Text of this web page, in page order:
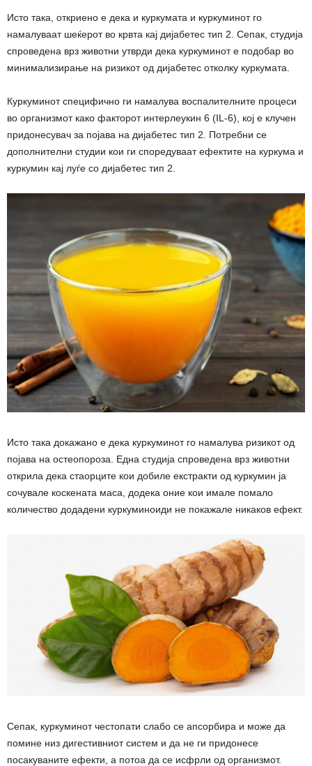
Исто така, откриено е дека и куркумата и куркуминот го
намалуваат шеќерот во крвта кај дијабетес тип 2. Сепак, студија
спроведена врз животни утврди дека куркуминот е подобар во
минимализирање на ризикот од дијабетес отколку куркумата.
Куркуминот специфично ги намалува воспалителните процеси
во организмот како факторот интерлеукин 6 (IL-6), кој е клучен
придонесувач за појава на дијабетес тип 2. Потребни се
дополнителни студии кои ги споредуваат ефектите на куркума и
куркумин кај луѓе со дијабетес тип 2.
Исто така докажано е дека куркуминот го намалува ризикот од
појава на остеопороза. Една студија спроведена врз животни
открила дека стаорците кои добиле екстракти од куркумин ја
сочувале коскената маса, додека оние кои имале помало
количество додадени куркуминоиди не покажале никаков ефект.
Сепак, куркуминот честопати слабо се апсорбира и може да
помине низ дигестивниот систем и да не ги придонесе
посакуваните ефекти, а потоа да се исфрли од организмот.